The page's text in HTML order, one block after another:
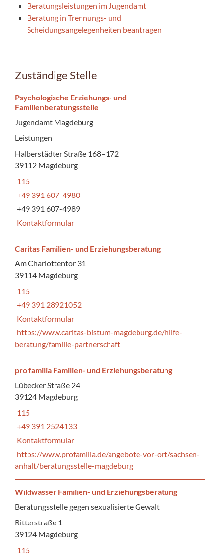
Beratungsleistungen im Jugendamt
Beratung in Trennungs- und
Scheidungsangelegenheiten beantragen
Zuständige Stelle
Psychologische Erziehungs- und
Familienberatungsstelle
Jugendamt Magdeburg
Leistungen
Halberstädter Straße 168–172
39112 Magdeburg
115
+49 391 607-4980
+49 391 607-4989
Kontaktformular
Caritas Familien- und Erziehungsberatung
Am Charlottentor 31
39114 Magdeburg
115
+49 391 28921052
Kontaktformular
https://www.caritas-bistum-magdeburg.de/hilfe-
beratung/familie-partnerschaft
pro familia Familien- und Erziehungsberatung
Lübecker Straße 24
39124 Magdeburg
115
+49 391 2524133
Kontaktformular
https://www.profamilia.de/angebote-vor-ort/sachsen-
anhalt/beratungsstelle-magdeburg
Wildwasser Familien- und Erziehungsberatung
Beratungsstelle gegen sexualisierte Gewalt
Ritterstraße 1
39124 Magdeburg
115